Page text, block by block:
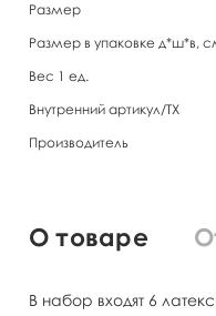
Размер
Размер в упаковке д*ш*в,
Вес 1 ед.
Внутренний артикул/TX
Производитель
О товаре
В набор входят 6